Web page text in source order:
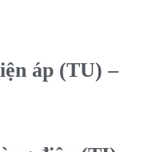
áp (TU) –